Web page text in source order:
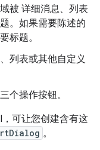
被 详细消息、列表
。如果需要陈述的
标题。
列表或其他自定义
个操作按钮。
，可让您创建含有这
。